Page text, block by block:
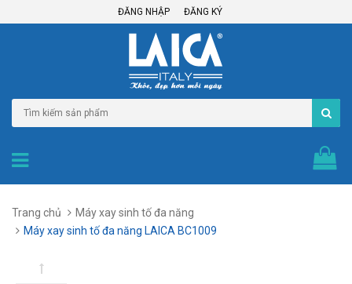
ĐĂNG NHẬP ĐĂNG KÝ
Trang chủ
Máy xay sinh tố đa năng
Máy xay sinh tố đa năng LAICA BC1009